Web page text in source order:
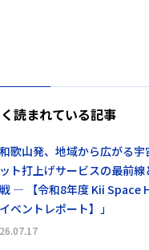
読まれている記事
和歌山発、地域から広がる
ト打上げサービスの最前線
― 【令和8年度 Kii Space
ベントレポート】」